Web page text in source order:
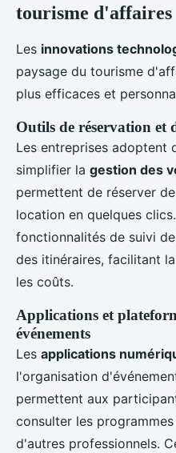
tourisme d'affaires
Les innovations
paysage du tourisme
plus efficaces et
Outils de réservation et
Les entreprises adoptent
simplifier la gestion des
permettent de réserver
location en quelques
fonctionnalités de suivi
des itinéraires, facilitant
les coûts.
Applications et
événements
Les applications
l'organisation
permettent aux
consulter les
d'autres professionnels.